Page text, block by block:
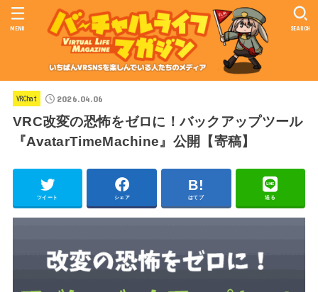
SEARCH
MENU
VRChat 2026.04.06
VRC改変の恐怖をゼロに！バックアップツール
『AvatarTimeMachine』公開【寄稿】
ツイート シェア はてブ 送る